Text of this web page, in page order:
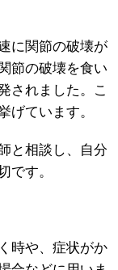
に関節の破壊が
節の破壊を食い
されました。こ
げています。
と相談し、自分
です。
時や、症状がか